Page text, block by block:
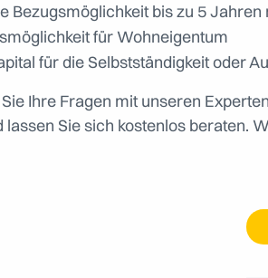
Bezugsmöglichkeit bis zu 5
für Wohneigentum
für die Selbstständigkeit oder
Ihre Fragen mit unseren
lassen Sie sich kostenlos beraten.